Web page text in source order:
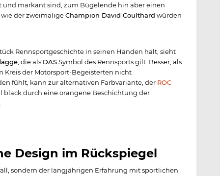
markant sind, zum Bügelende hin aber einen
der zweimaligeChampion David Coulthard würden
Rennsportgeschichte in seinen Händen hält, sieht
, die als DASSymbol des Rennsports gilt. Besser, als
Kreis der Motorsport-Begeisterten nicht
fühlt, kann zur alternativen Farbvariante, der ROC
black durch eine orangene Beschichtung der
Design im Rückspiegel
sondern der langjährigen Erfahrung mit sportlichen